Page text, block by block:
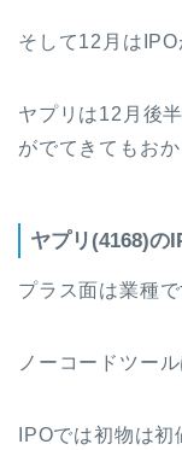
そして12月はIPO
ヤプリは12月後
がでてきてもおか
ヤプリ(4168)の
プラス面は業種で
ノーコードツー
IPOでは初物は